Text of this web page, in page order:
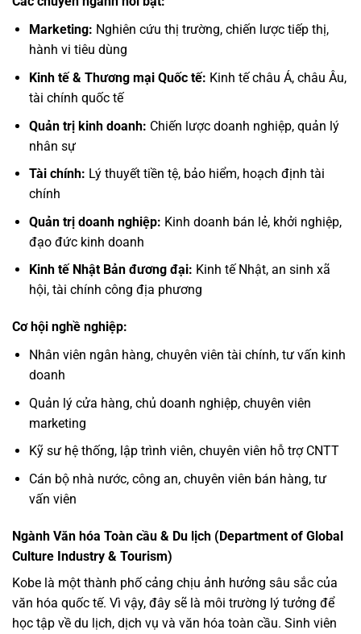
Marketing: Nghiên cứu thị trường, chiến lược tiếp thị,
hành vi tiêu dùng
Kinh tế & Thương mại Quốc tế: Kinh tế châu Á, châu Âu,
tài chính quốc tế
Quản trị kinh doanh: Chiến lược doanh nghiệp, quản lý
nhân sự
Tài chính: Lý thuyết tiền tệ, bảo hiểm, hoạch định tài
chính
Quản trị doanh nghiệp: Kinh doanh bán lẻ, khởi nghiệp,
đạo đức kinh doanh
Kinh tế Nhật Bản đương đại: Kinh tế Nhật, an sinh xã
hội, tài chính công địa phương
Cơ hội nghề nghiệp:
Nhân viên ngân hàng, chuyên viên tài chính, tư vấn kinh
doanh
Quản lý cửa hàng, chủ doanh nghiệp, chuyên viên
marketing
Kỹ sư hệ thống, lập trình viên, chuyên viên hỗ trợ CNTT
Cán bộ nhà nước, công an, chuyên viên bán hàng, tư
vấn viên
Ngành Văn hóa Toàn cầu & Du lịch (Department of Global
Culture Industry & Tourism)
Kobe là một thành phố cảng chịu ảnh hưởng sâu sắc của
văn hóa quốc tế. Vì vậy, đây sẽ là môi trường lý tưởng để
học tập về du lịch, dịch vụ và văn hóa toàn cầu. Sinh viên